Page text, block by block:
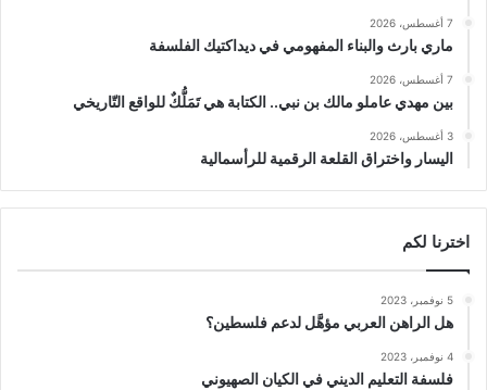
7 أغسطس، 2026
ماري بارث والبناء المفهومي في ديداكتيك الفلسفة
7 أغسطس، 2026
بين مهدي عاملو مالك بن نبي.. الكتابة هي تَمَلُّكٌ للواقع التّاريخي
3 أغسطس، 2026
اليسار واختراق القلعة الرقمية للرأسمالية
اخترنا لكم
5 نوفمبر، 2023
هل الراهن العربي مؤهَّل لدعم فلسطين؟
4 نوفمبر، 2023
فلسفة التعليم الديني في الكيان الصهيوني